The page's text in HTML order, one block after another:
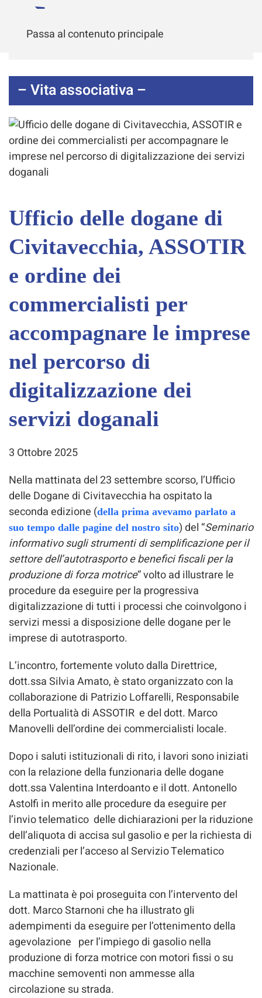
Passa al contenuto principale
– Vita associativa –
Ufficio delle dogane di
Civitavecchia, ASSOTIR
e ordine dei
commercialisti per
accompagnare le imprese
nel percorso di
digitalizzazione dei
servizi doganali
3 Ottobre 2025
Nella mattinata del 23 settembre scorso, l’Ufficio
delle Dogane di Civitavecchia ha ospitato la
seconda edizione (della prima avevamo parlato a
suo tempo dalle pagine del nostro sito) del “Seminario
informativo sugli strumenti di semplificazione per il
settore dell’autotrasporto e benefici fiscali per la
produzione di forza motrice” volto ad illustrare le
procedure da eseguire per la progressiva
digitalizzazione di tutti i processi che coinvolgono i
servizi messi a disposizione delle dogane per le
imprese di autotrasporto.
L’incontro, fortemente voluto dalla Direttrice,
dott.ssa Silvia Amato, è stato organizzato con la
collaborazione di Patrizio Loffarelli, Responsabile
della Portualità di ASSOTIR e del dott. Marco
Manovelli dell’ordine dei commercialisti locale.
Dopo i saluti istituzionali di rito, i lavori sono iniziati
con la relazione della funzionaria delle dogane
dott.ssa Valentina Interdoanto e il dott. Antonello
Astolfi in merito alle procedure da eseguire per
l’invio telematico delle dichiarazioni per la riduzione
dell’aliquota di accisa sul gasolio e per la richiesta di
credenziali per l’acceso al Servizio Telematico
Nazionale.
La mattinata è poi proseguita con l’intervento del
dott. Marco Starnoni che ha illustrato gli
adempimenti da eseguire per l’ottenimento della
agevolazione per l’impiego di gasolio nella
produzione di forza motrice con motori fissi o su
macchine semoventi non ammesse alla
circolazione su strada.